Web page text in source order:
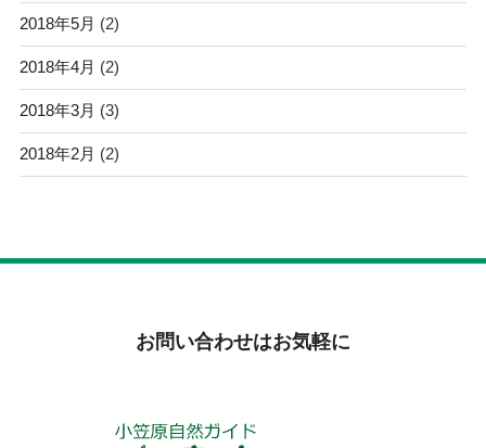
2018年5月 (2)
2018年4月 (2)
2018年3月 (3)
2018年2月 (2)
お問い合わせはお気軽に